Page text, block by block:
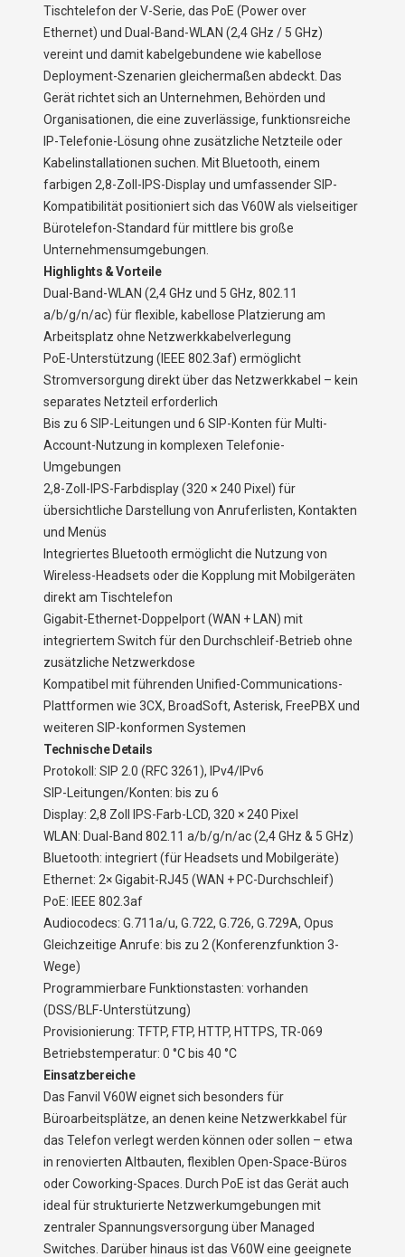
Tischtelefon der V-Serie, das PoE (Power over
Ethernet) und Dual-Band-WLAN (2,4 GHz / 5 GHz)
vereint und damit kabelgebundene wie kabellose
Deployment-Szenarien gleichermaßen abdeckt. Das
Gerät richtet sich an Unternehmen, Behörden und
Organisationen, die eine zuverlässige, funktionsreiche
IP-Telefonie-Lösung ohne zusätzliche Netzteile oder
Kabelinstallationen suchen. Mit Bluetooth, einem
farbigen 2,8-Zoll-IPS-Display und umfassender SIP-
Kompatibilität positioniert sich das V60W als vielseitiger
Bürotelefon-Standard für mittlere bis große
Unternehmensumgebungen.
Highlights & Vorteile
Dual-Band-WLAN (2,4 GHz und 5 GHz, 802.11
a/b/g/n/ac) für flexible, kabellose Platzierung am
Arbeitsplatz ohne Netzwerkkabelverlegung
PoE-Unterstützung (IEEE 802.3af) ermöglicht
Stromversorgung direkt über das Netzwerkkabel – kein
separates Netzteil erforderlich
Bis zu 6 SIP-Leitungen und 6 SIP-Konten für Multi-
Account-Nutzung in komplexen Telefonie-
Umgebungen
2,8-Zoll-IPS-Farbdisplay (320 × 240 Pixel) für
übersichtliche Darstellung von Anruferlisten, Kontakten
und Menüs
Integriertes Bluetooth ermöglicht die Nutzung von
Wireless-Headsets oder die Kopplung mit Mobilgeräten
direkt am Tischtelefon
Gigabit-Ethernet-Doppelport (WAN + LAN) mit
integriertem Switch für den Durchschleif-Betrieb ohne
zusätzliche Netzwerkdose
Kompatibel mit führenden Unified-Communications-
Plattformen wie 3CX, BroadSoft, Asterisk, FreePBX und
weiteren SIP-konformen Systemen
Technische Details
Protokoll: SIP 2.0 (RFC 3261), IPv4/IPv6
SIP-Leitungen/Konten: bis zu 6
Display: 2,8 Zoll IPS-Farb-LCD, 320 × 240 Pixel
WLAN: Dual-Band 802.11 a/b/g/n/ac (2,4 GHz & 5 GHz)
Bluetooth: integriert (für Headsets und Mobilgeräte)
Ethernet: 2× Gigabit-RJ45 (WAN + PC-Durchschleif)
PoE: IEEE 802.3af
Audiocodecs: G.711a/u, G.722, G.726, G.729A, Opus
Gleichzeitige Anrufe: bis zu 2 (Konferenzfunktion 3-
Wege)
Programmierbare Funktionstasten: vorhanden
(DSS/BLF-Unterstützung)
Provisionierung: TFTP, FTP, HTTP, HTTPS, TR-069
Betriebstemperatur: 0 °C bis 40 °C
Einsatzbereiche
Das Fanvil V60W eignet sich besonders für
Büroarbeitsplätze, an denen keine Netzwerkkabel für
das Telefon verlegt werden können oder sollen – etwa
in renovierten Altbauten, flexiblen Open-Space-Büros
oder Coworking-Spaces. Durch PoE ist das Gerät auch
ideal für strukturierte Netzwerkumgebungen mit
zentraler Spannungsversorgung über Managed
Switches. Darüber hinaus ist das V60W eine geeignete